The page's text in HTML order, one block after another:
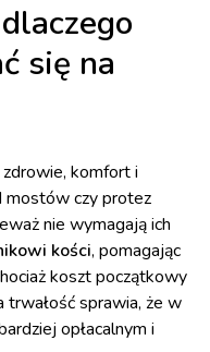
się na
komfort i
mostów czy protez
nie wymagają ich
kości, pomagając
koszt początkowy
trwałość sprawia, że w
opłacalnym i